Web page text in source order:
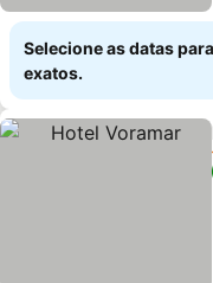
Selecione as datas
exatos.